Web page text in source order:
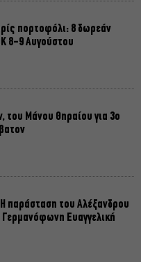
πορτοφόλι: 8 δωρεάν
8-9 Αυγούστου
του Μάνου Θηραίου για 3ο
παράσταση του Αλέξανδρου
Ευαγγελική